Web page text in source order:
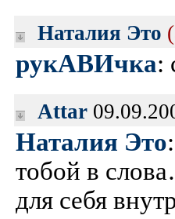
Наталия Это
рукАВИчка:
Attar
Наталия Это
тобой в
для себя